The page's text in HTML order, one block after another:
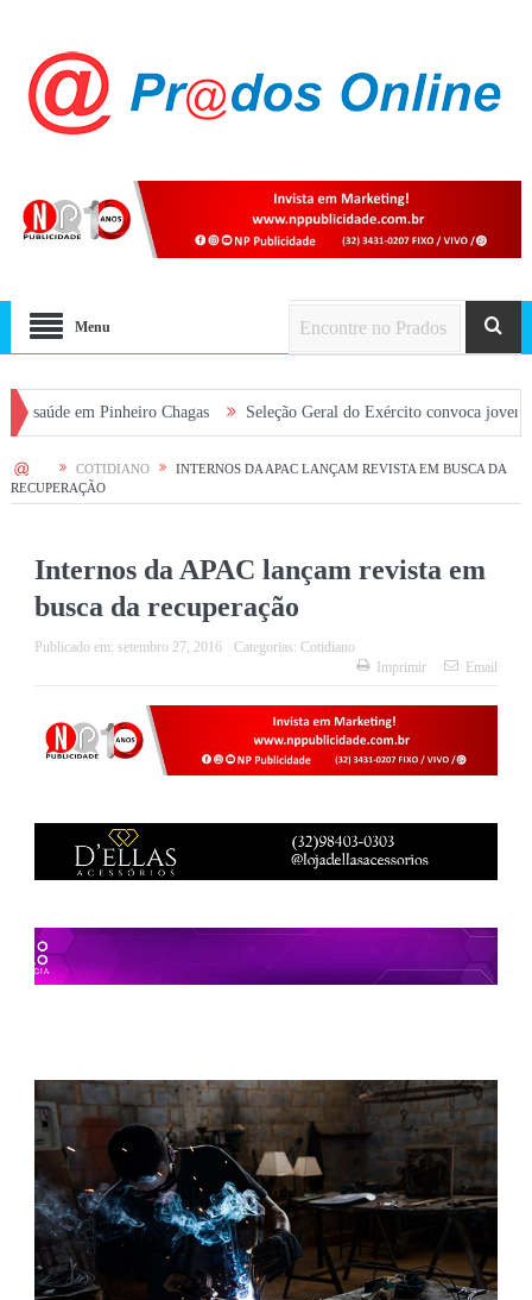
Menu
Pinheiro Chagas Seleção Geral do Exército convoca jovens alistados
HOME COTIDIANO
INTERNOS DA APAC LANÇAM REVISTA EM BUSCA DA
RECUPERAÇÃO
Internos da APAC lançam revista em
busca da recuperação
Publicado em: setembro 27, 2016 Categorias: Cotidiano
Imprimir
Email